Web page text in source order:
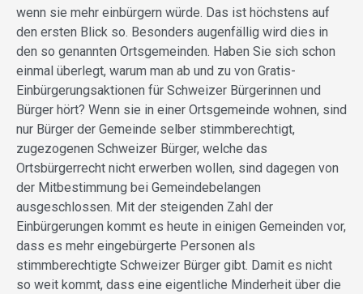
wenn sie mehr einbürgern würde. Das ist höchstens auf
den ersten Blick so. Besonders augenfällig wird dies in
den so genannten Ortsgemeinden. Haben Sie sich schon
einmal überlegt, warum man ab und zu von Gratis-
Einbürgerungsaktionen für Schweizer Bürgerinnen und
Bürger hört? Wenn sie in einer Ortsgemeinde wohnen, sind
nur Bürger der Gemeinde selber stimmberechtigt,
zugezogenen Schweizer Bürger, welche das
Ortsbürgerrecht nicht erwerben wollen, sind dagegen von
der Mitbestimmung bei Gemeindebelangen
ausgeschlossen. Mit der steigenden Zahl der
Einbürgerungen kommt es heute in einigen Gemeinden vor,
dass es mehr eingebürgerte Personen als
stimmberechtigte Schweizer Bürger gibt. Damit es nicht
so weit kommt, dass eine eigentliche Minderheit über die